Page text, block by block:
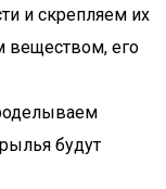
и скрепляем их
его
будут